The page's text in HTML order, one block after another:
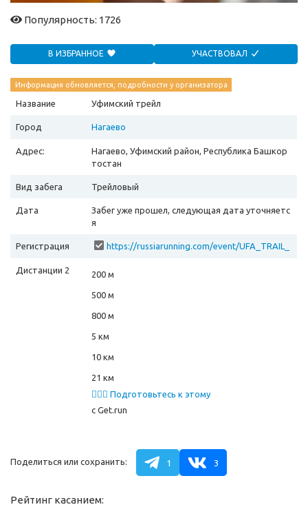
Популярность: 1726
В ИЗБРАННОЕ УЧАСТВОВАЛ
Информация обновляется, подробности у организатора
Название Уфимский трейл
Город Нагаево
Адрес:
Нагаево, Уфимский район, Республика Башкор
тостан
Вид забега Трейловый
Дата
Забег уже прошел, следующая дата уточняетс
я
Регистрация
https://russiarunning.com/event/UFA_TRAIL_
Дистанции 2
200 м
500 м
800 м
5 км
10 км
21 км
🏃🏻‍♂️ Подготовьтесь к этому
забегу
с Get.run
Поделиться или сохранить: 1 3
Рейтинг касанием: